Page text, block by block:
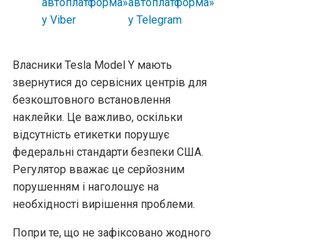
Власники Tesla Model Y мають
звернутися до сервісних центрів для
безкоштовного встановлення
наклейки. Це важливо, оскільки
відсутність етикетки порушує
федеральні стандарти безпеки США.
Регулятор вважає це серйозним
порушенням і наголошує на
необхідності вирішення проблеми.
Попри те, що не зафіксовано жодного